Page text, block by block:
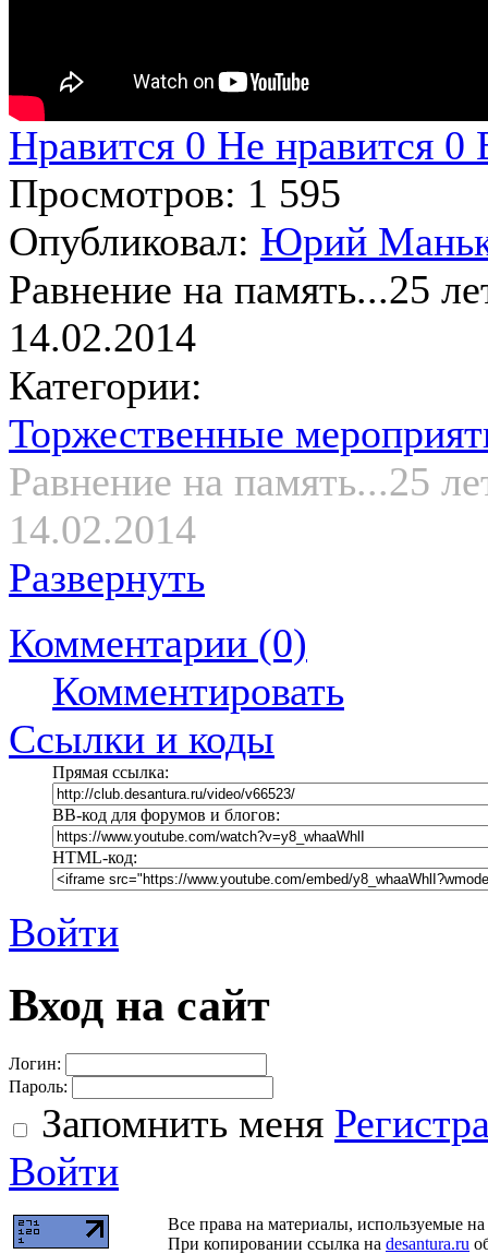
Нравится 0 Не нравится 0
Просмотров: 1 595
Опубликовал: Юрий
Равнение на память...25
14.02.2014
Категории:
Торжественные
Равнение на память...25
14.02.2014
Развернуть
Комментарии (0)
Комментировать
Ссылки и коды
Прямая ссылка:
BB-код для форумов и блогов:
HTML-код:
Войти
Вход на сайт
Логин:
Пароль:
Запомнить меня
Войти
Все права на материалы, используемые
При копировании ссылка на desantura.ru